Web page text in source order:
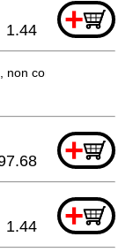
+
1.44
commandable
+
+
1.44